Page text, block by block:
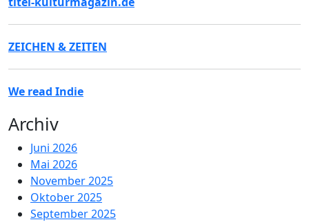
ZEICHEN & ZEITEN
We read Indie
Archiv
Juni 2026
Mai 2026
November 2025
Oktober 2025
September 2025